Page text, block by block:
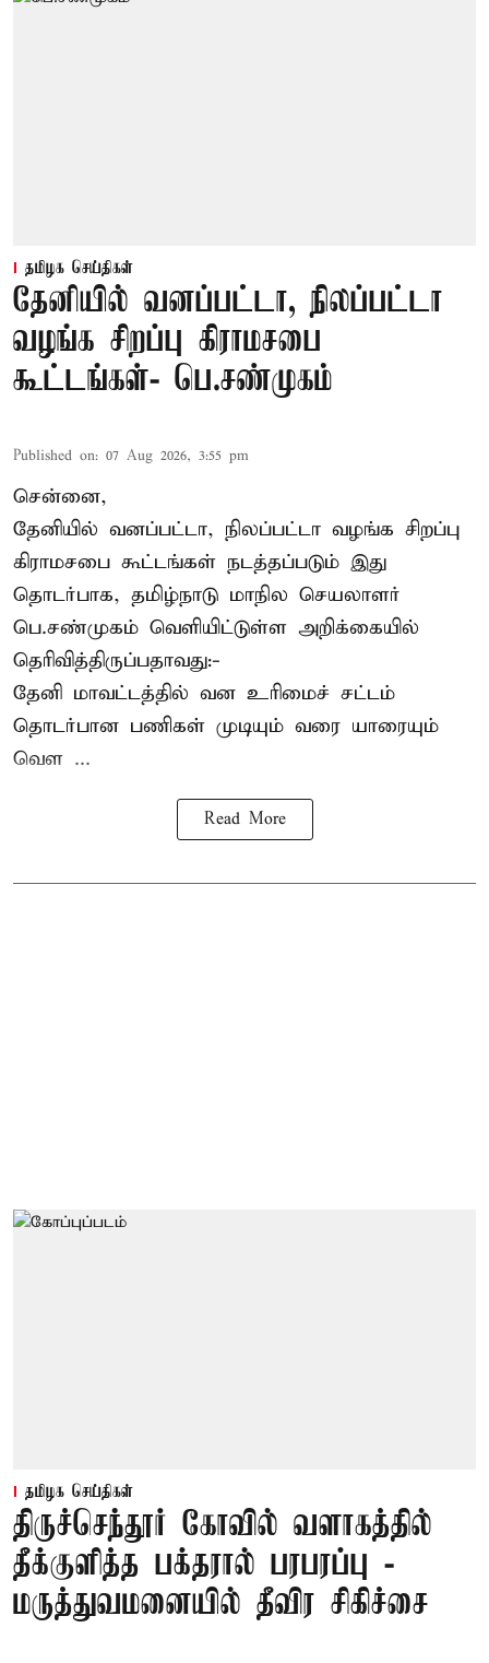
தமிழக செய்திகள்
தேனியில் வனப்பட்டா, நிலப்பட்டா
வழங்க சிறப்பு கிராமசபை
கூட்டங்கள்- பெ.சண்முகம்
Published on: 07 Aug 2026, 3:55 pm
சென்னை,
தேனியில் வனப்பட்டா, நிலப்பட்டா வழங்க சிறப்பு
கிராமசபை கூட்டங்கள் நடத்தப்படும் இது
தொடர்பாக, தமிழ்நாடு மாநில செயலாளர்
பெ.சண்முகம் வெளியிட்டுள்ள அறிக்கையில்
தெரிவித்திருப்பதாவது:-
தேனி மாவட்டத்தில் வன உரிமைச் சட்டம்
தொடர்பான பணிகள் முடியும் வரை யாரையும்
வெள ...
Read More
தமிழக செய்திகள்
திருச்செந்தூர் கோவில் வளாகத்தில்
தீக்குளித்த பக்தரால் பரபரப்பு -
மருத்துவமனையில் தீவிர சிகிச்சை